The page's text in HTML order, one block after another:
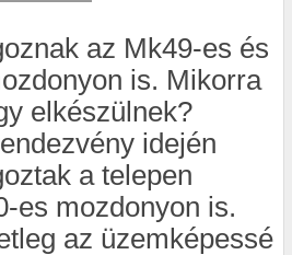
az Mk49-es és
is. Mikorra
elkészülnek?
idején
a telepen
es mozdonyon is.
az üzemképessé